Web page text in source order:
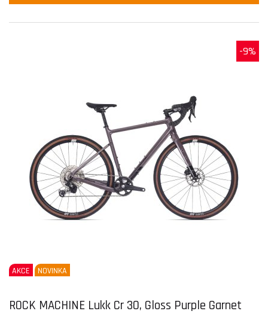
-9%
AKCE NOVINKA
ROCK MACHINE Lukk Cr 30, Gloss Purple Garnet